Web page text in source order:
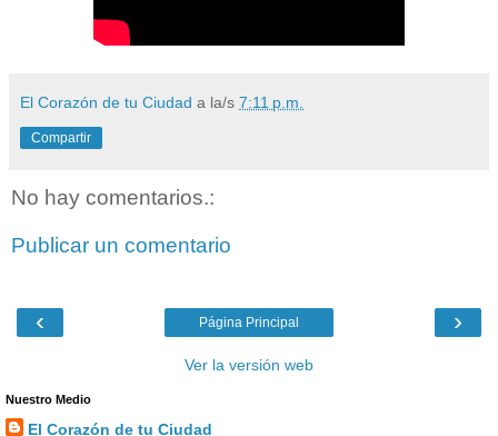
El Corazón de tu Ciudad a la/s 7:11 p.m.
Compartir
No hay comentarios.:
Publicar un comentario
‹ ›
Página Principal
Ver la versión web
Nuestro Medio
El Corazón de tu Ciudad